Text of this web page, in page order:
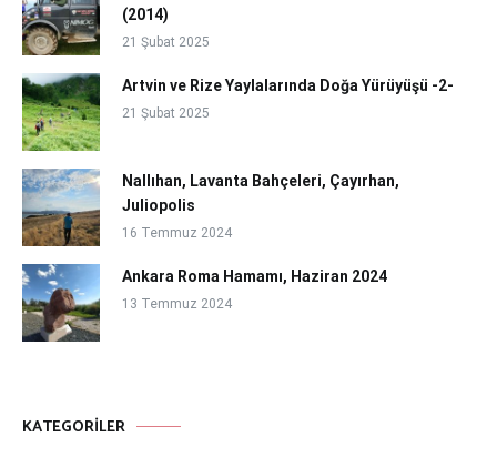
(2014)
21 Şubat 2025
Artvin ve Rize Yaylalarında Doğa Yürüyüşü -2-
21 Şubat 2025
Nallıhan, Lavanta Bahçeleri, Çayırhan,
Juliopolis
16 Temmuz 2024
Ankara Roma Hamamı, Haziran 2024
13 Temmuz 2024
KATEGORILER